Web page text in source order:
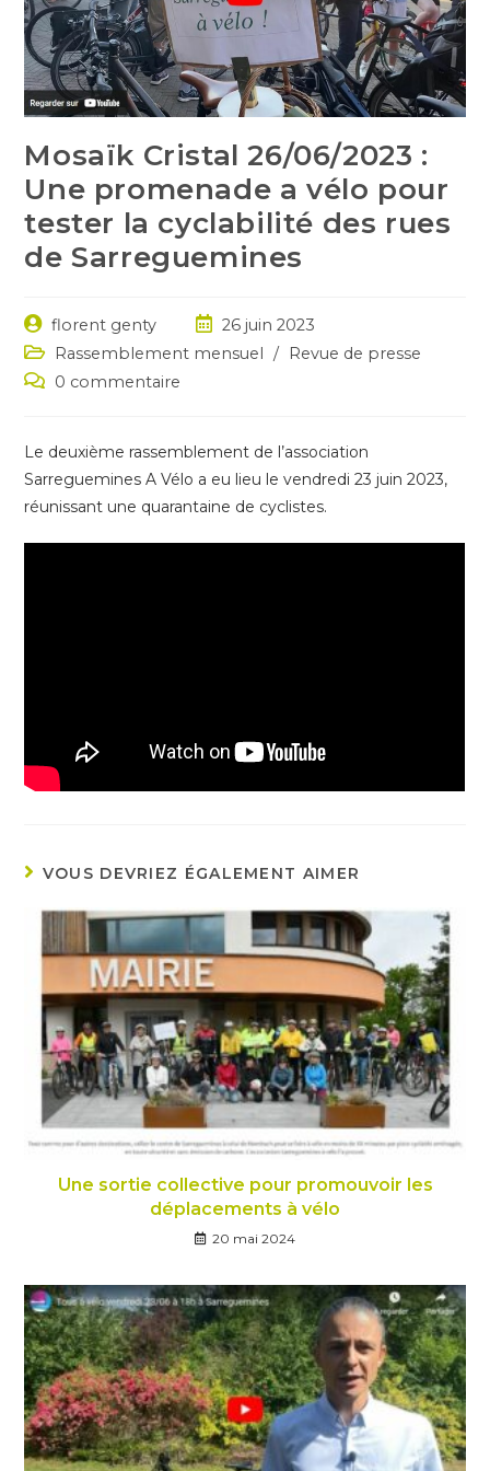
Mosaïk Cristal 26/06/2023 :
Une promenade a vélo pour
tester la cyclabilité des rues
de Sarreguemines
Auteur/autrice
de
la
publication :
florent genty
Post
published:
26 juin 2023
Post
category:
Rassemblement mensuel / Revue de presse
Post0 commentaire
Le deuxième rassemblement de l’association
Sarreguemines A Vélo a eu lieu le vendredi 23 juin 2023,
réunissant une quarantaine de cyclistes.
VOUS DEVRIEZ ÉGALEMENT AIMER
Une sortie collective pour promouvoir les
déplacements à vélo
20 mai 2024